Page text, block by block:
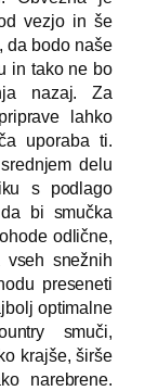
vezjo in še
da bodo naše
in tako ne bo
nazaj. Za
lahko
uporaba ti.
delu
s podlago
bi smučka
odlične,
snežnih
preseneti
optimalne
smuči,
krajše, širše
narebrene.